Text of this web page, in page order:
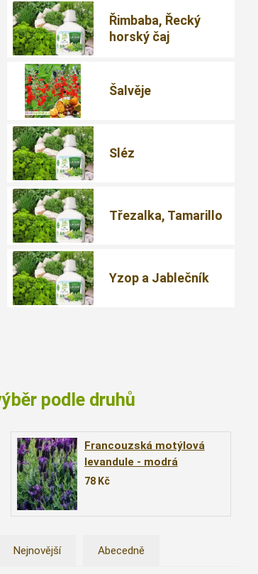
Řimbaba, Řecký
horský čaj
Šalvěje
Sléz
Třezalka, Tamarillo
Yzop a Jablečník
podle druhů
Francouzská motýlová
levandule - modrá
(Lavandula stoechas ´Blue
78 Kč
Nejnovější Abecedně